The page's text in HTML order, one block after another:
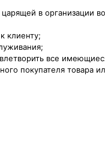
в организации
клиенту;
все
покупателя товара